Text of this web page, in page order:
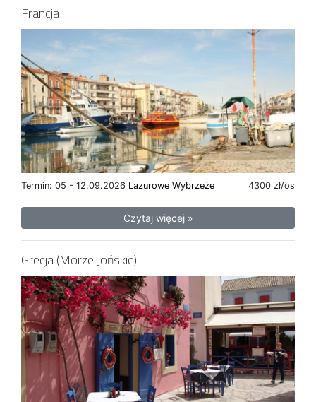
Francja
Termin: 05 - 12.09.2026 4300 zł/os
Lazurowe Wybrzeże
Czytaj więcej »
Grecja (Morze Jońskie)